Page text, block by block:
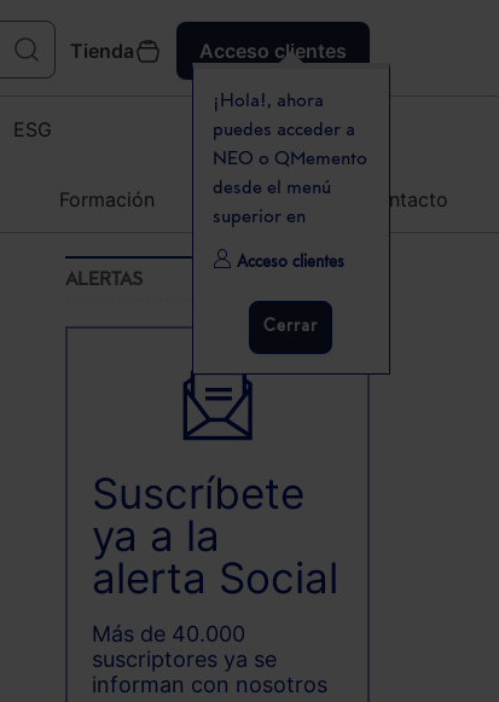
Tienda Acceso clientes
¡Hola!, ahora
puedes acceder a
NEO o QMemento
desde el menú
superior en
Acceso clientes
Cerrar
ESG
Formación Agenda Contacto
ALERTAS
Suscríbete
ya a la
alerta Social
Más de 40.000
suscriptores ya se
informan con nosotros